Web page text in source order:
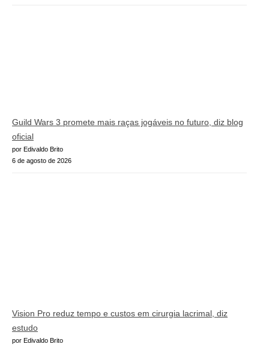
Guild Wars 3 promete mais raças jogáveis no futuro, diz blog
oficial
por Edivaldo Brito
6 de agosto de 2026
Vision Pro reduz tempo e custos em cirurgia lacrimal, diz
estudo
por Edivaldo Brito